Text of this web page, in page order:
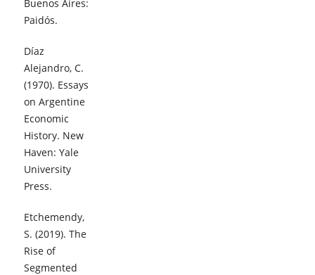
Buenos Aires:
Paidós.
Díaz
Alejandro, C.
(1970). Essays
on Argentine
Economic
History. New
Haven: Yale
University
Press.
Etchemendy,
S. (2019). The
Rise of
Segmented